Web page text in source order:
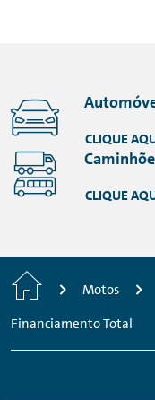
CLIQUE
CLIQUE
Home Motos
Financiamento Total